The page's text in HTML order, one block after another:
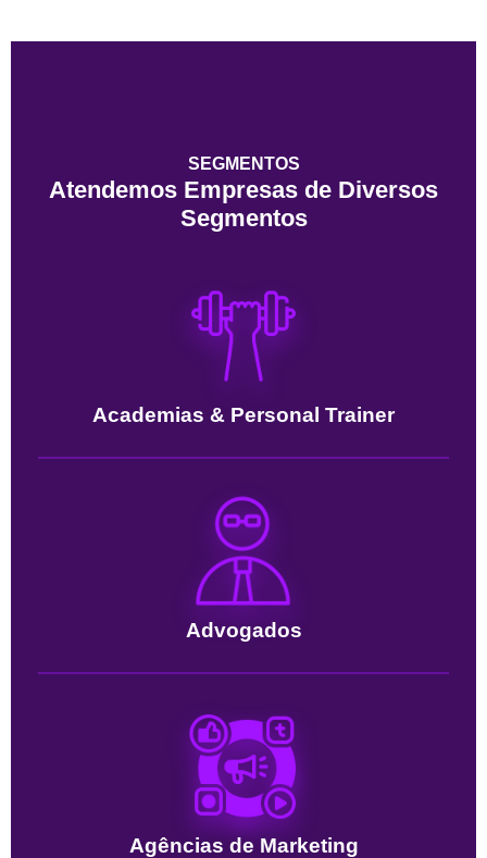
SEGMENTOS
Atendemos Empresas de Diversos
Segmentos
Academias & Personal Trainer
Advogados
Agências de Marketing